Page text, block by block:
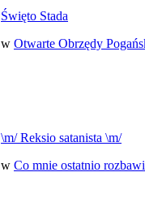
Święto Stada
w Otwarte Obrzędy
\m/ Reksio satanista \m/
w Co mnie ostatnio